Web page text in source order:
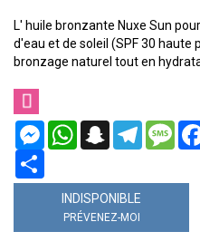
L' huile bronzante Nuxe Sun
d'eau et de soleil (SPF 30
bronzage naturel tout en
MessengerWhatsAppSnapchatTelegram
INDISPONIBLE
PRÉVENEZ-MOI